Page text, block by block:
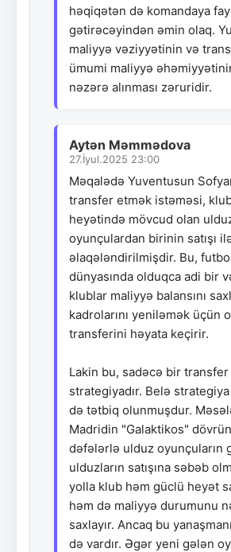
həqiqətən də komandaya
gətirəcəyindən əmin olaq.
maliyyə vəziyyətinin və
ümumi maliyyə
nəzərə alınması zəruridir.
Aytən Məmmədova
27.İyul.2025 23:00
Məqalədə Yuventusun
transfer etmək istəməsi,
heyətində mövcud olan
oyunçulardan birinin satışı
əlaqələndirilmişdir. Bu,
dünyasında olduqca adi bir
klublar maliyyə balansını
kadrolarını yeniləmək üçün
transferini həyata keçirir.
Lakin bu, sadəcə bir
strategiyadır. Belə
də tətbiq olunmuşdur.
Madridin "Galaktikos"
dəfələrlə ulduz oyunçuların
ulduzların satışına səbəb
yolla klub həm güclü heyət
həm də maliyyə durumunu
saxlayır. Ancaq bu
də vardır. Əgər yeni gələn